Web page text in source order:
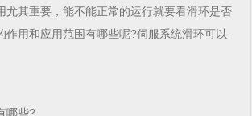
尤其重要，能不能正常的运行就要看滑环是否
作用和应用范围有哪些呢?伺服系统滑环可以
哪些?